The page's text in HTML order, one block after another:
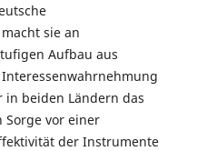
sie an
Aufbau aus
in beiden Ländern das
Sorge vor einer
der Instrumente